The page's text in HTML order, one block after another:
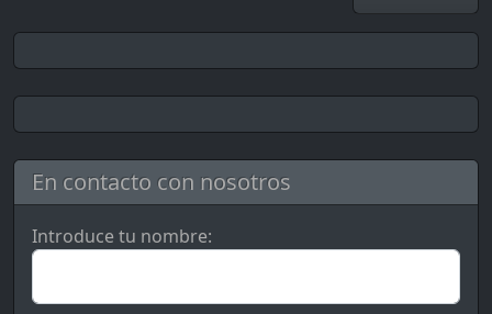
En contacto con nosotros
Introduce tu nombre: